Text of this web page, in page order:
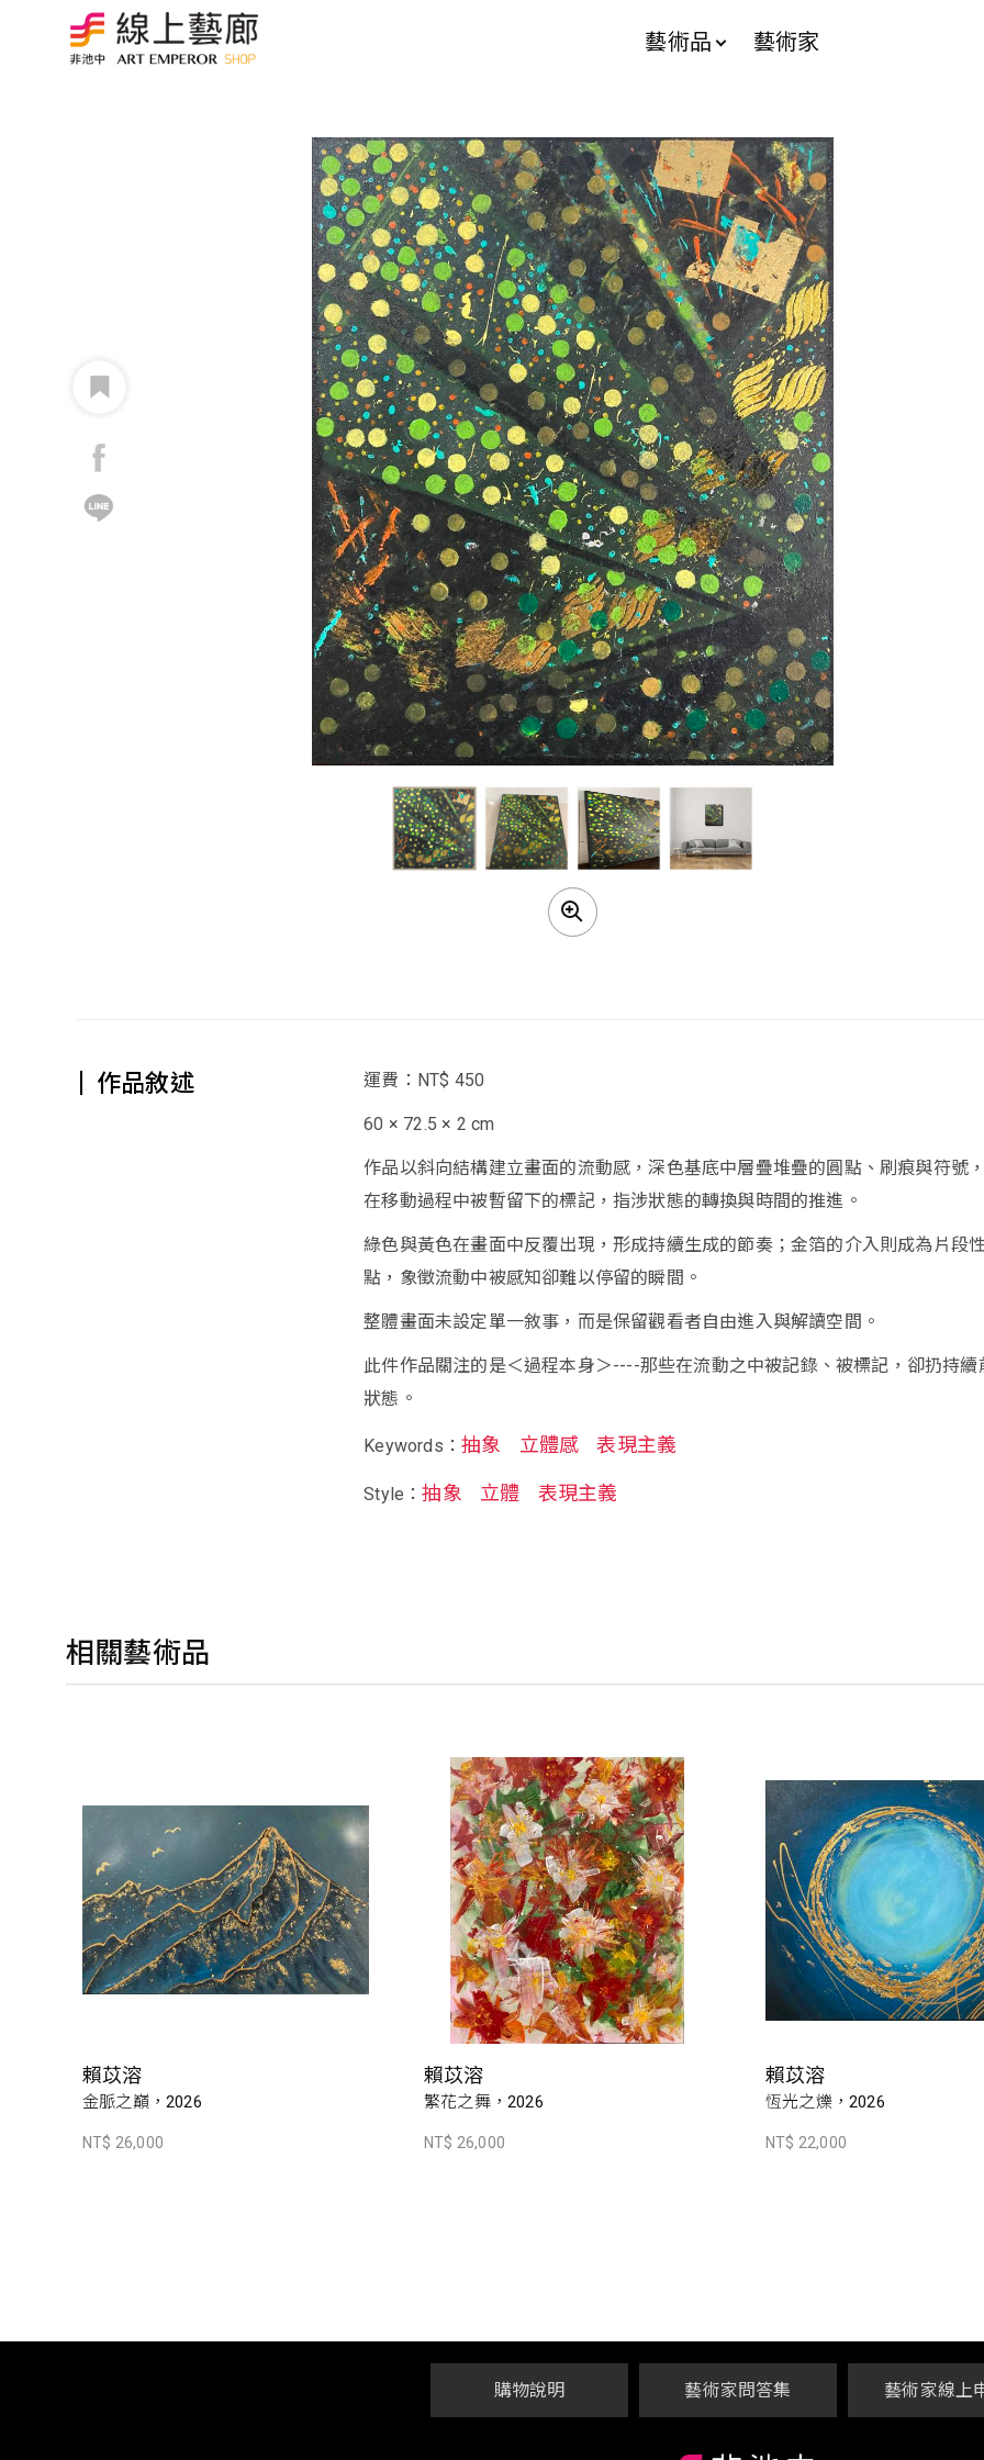
藝術品 藝術家
作品敘述 運費：NT$ 450
60 × 72.5 × 2 cm
作品以斜向結構建立畫面的流動感，深色基底中層疊堆疊的圓點、刷痕與符號
在移動過程中被暫留下的標記，指涉狀態的轉換與時間的推進。
綠色與黃色在畫面中反覆出現，形成持續生成的節奏；金箔的介入則成為片段
點，象徵流動中被感知卻難以停留的瞬間。
整體畫面未設定單一敘事，而是保留觀看者自由進入與解讀空間。
此件作品關注的是＜過程本身＞----那些在流動之中被記錄、被標記，卻扔持續
狀態。
Keywords：抽象 立體感 表現主義
Style：抽象 立體 表現主義
相關藝術品
賴苡溶
金脈之巔，2026
NT$ 26,000
賴苡溶
繁花之舞，2026
NT$ 26,000
賴苡溶
恆光之爍，2026
NT$ 22,000
購物說明 藝術家問答集 藝術家線上